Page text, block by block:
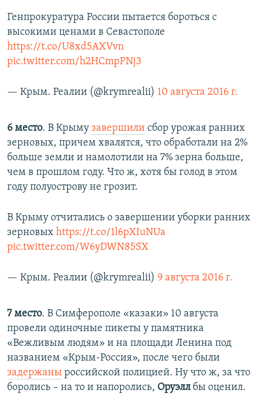
Генпрокуратура России пытается бороться с
высокими ценами в Севастополе
https://t.co/U8xd5AXVvn
pic.twitter.com/h2HCmpPNj3
— Крым. Реалии (@krymrealii) 10 августа 2016 г.
6 место. В Крыму завершили сбор урожая ранних
зерновых, причем хвалятся, что обработали на 2%
больше земли и намолотили на 7% зерна больше,
чем в прошлом году. Что ж, хотя бы голод в этом
году полуострову не грозит.
В Крыму отчитались о завершении уборки ранних
зерновых https://t.co/1l6pXIuNUa
pic.twitter.com/W6yDWN85SX
— Крым. Реалии (@krymrealii) 9 августа 2016 г.
7 место. В Симферополе «казаки» 10 августа
провели одиночные пикеты у памятника
«Вежливым людям» и на площади Ленина под
названием «Крым-Россия», после чего были
задержаны российской полицией. Ну что ж, за что
боролись – на то и напоролись, Оруэллбы оценил.